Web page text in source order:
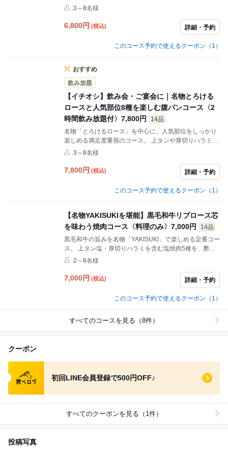
ミ・特選赤身・希少部位トウガラシまで、焼肉好きが満
しています。 自家製キムチから〆・デザートまで全13
品、飲み放題付き6,800円とコストパフォーマンスも魅
下さい。 6,800円（税込） 3名様〜
3～8名様
6,800円 (税込) 詳細・予約
このコース予約で使えるクーポン（1）
おすすめ
飲み放題
【イチオシ】飲み会・ご宴会に｜名物とろける
ロースと人気部位8種を楽しむ腹パンコース〈2
時間飲み放題付〉7,800円
14品
名物「とろけるロース」を中心に、人気部位をしっかり
楽しめる満足度重視のコース。 上タンや厚切りハラミな
ど8種の焼肉に加え、口の中でほどけるロースの旨みが
の一番バランスの良いプランです。 飲み放題付きで美味
しい肉でお腹を満たす幸福感は、大切な仲間との会に最
下さい。 7,800円（税込） 3名様〜
3～8名様
7,800円 (税込) 詳細・予約
このコース予約で使えるクーポン（1）
【名物YAKISUKIを堪能】黒毛和牛リブロース芯
を味わう焼肉コース〈料理のみ〉7,000円
14品
黒毛和牛の旨みを名物「YAKISUKI」で楽しめる定番コー
ス。 上タン塩・厚切りハラミを含む塩焼肉5種を、酢橘
と塩山葵でさっぱりと味わえます。 メインは黒毛和牛リ
で、＋1,000円でトリュフ追加も可能です。 特選カルビ
などのタレ焼肉、〆の冷麺、デザートまで揃えた、バラ
話にてお問い合わせ下さい。 7,000円（税込） 2名様〜
2～8名様
7,000円 (税込) 詳細・予約
このコース予約で使えるクーポン（1）
すべてのコースを見る（8件）
クーポン
食べログ クーポン
初回LINE会員登録で500円OFF♪
すべてのクーポンを見る（1件）
投稿写真